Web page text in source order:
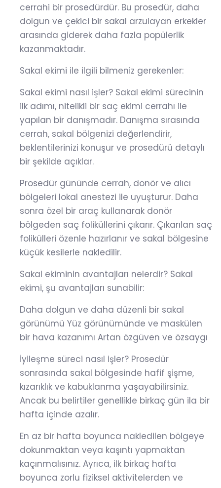
cerrahi bir prosedürdür. Bu prosedür, daha
dolgun ve çekici bir sakal arzulayan erkekler
arasında giderek daha fazla popülerlik
kazanmaktadır.
Sakal ekimi ile ilgili bilmeniz gerekenler:
Sakal ekimi nasıl işler? Sakal ekimi sürecinin
ilk adımı, nitelikli bir saç ekimi cerrahı ile
yapılan bir danışmadır. Danışma sırasında
cerrah, sakal bölgenizi değerlendirir,
beklentilerinizi konuşur ve prosedürü detaylı
bir şekilde açıklar.
Prosedür gününde cerrah, donör ve alıcı
bölgeleri lokal anestezi ile uyuşturur. Daha
sonra özel bir araç kullanarak donör
bölgeden saç foliküllerini çıkarır. Çıkarılan saç
folikülleri özenle hazırlanır ve sakal bölgesine
küçük kesilerle nakledilir.
Sakal ekiminin avantajları nelerdir? Sakal
ekimi, şu avantajları sunabilir:
Daha dolgun ve daha düzenli bir sakal
görünümü Yüz görünümünde ve maskülen
bir hava kazanımı Artan özgüven ve özsaygı
İyileşme süreci nasıl işler? Prosedür
sonrasında sakal bölgesinde hafif şişme,
kızarıklık ve kabuklanma yaşayabilirsiniz.
Ancak bu belirtiler genellikle birkaç gün ila bir
hafta içinde azalır.
En az bir hafta boyunca nakledilen bölgeye
dokunmaktan veya kaşıntı yapmaktan
kaçınmalısınız. Ayrıca, ilk birkaç hafta
boyunca zorlu fiziksel aktivitelerden ve